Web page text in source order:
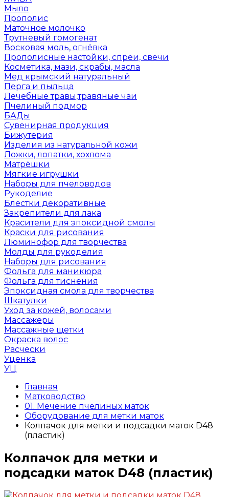
Мыло
Прополис
Маточное молочко
Трутневый гомогенат
Восковая моль, огнёвка
Прополисные настойки, спреи, свечи
Косметика, мази, скрабы, масла
Мед крымский натуральный
Перга и пыльца
Лечебные травы,травяные чаи
Пчелиный подмор
БАДы
Сувенирная продукция
Бижутерия
Изделия из натуральной кожи
Ложки, лопатки, хохлома
Матрёшки
Мягкие игрушки
Наборы для пчеловодов
Рукоделие
Блестки декоративные
Закрепители для лака
Красители для эпоксидной смолы
Краски для рисования
Люминофор для творчества
Молды для рукоделия
Наборы для рисования
Фольга для маникюра
Фольга для тиснения
Эпоксидная смола для творчества
Шкатулки
Уход за кожей, волосами
Массажеры
Массажные щетки
Окраска волос
Расчески
Уценка
УЦ
Главная
Матководство
01. Мечение пчелиных маток
Оборудование для метки маток
Колпачок для метки и подсадки маток D48
(пластик)
Колпачок для метки и
подсадки маток D48 (пластик)